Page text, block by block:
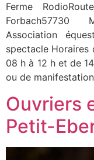
Ferme
Forbach57730
Association
spectacle Horaires
08 h à 12 h et de
ou de
Ouvriers
Petit-